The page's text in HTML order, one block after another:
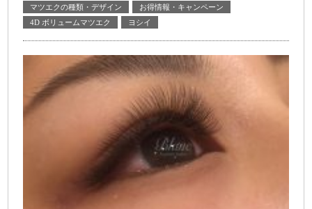
マツエクの種類・デザイン
お得情報・キャンペーン
4D ボリュームマツエク
ヨシイ